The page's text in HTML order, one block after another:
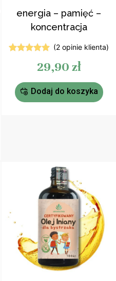
energia – pamięć –
koncentracja
na 5
podstawie
ocen
klientów
(2opinie klienta)
29,90 zł
Dodaj do koszyka